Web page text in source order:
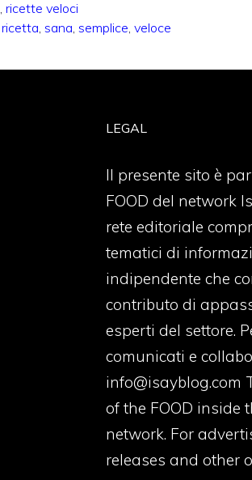
, ricette veloci
ricetta, sana, semplice, veloce
LEGAL
Il presente sito è
FOOD del network
rete editoriale
tematici di
indipendente che
contributo di
esperti del settore.
comunicati e
info@isayblog.com
of the FOOD inside
network. For
releases and other